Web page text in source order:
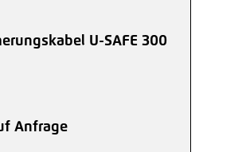
U-SAFE 300
Anfrage